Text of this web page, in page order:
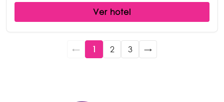
Ver hotel
← 1 2 3 →